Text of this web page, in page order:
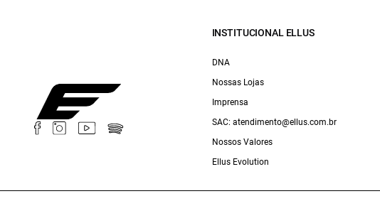
INSTITUCIONAL ELLUS
DNA
Nossas Lojas
Imprensa
SAC: atendimento@ellus.com.br
Nossos Valores
Ellus Evolution